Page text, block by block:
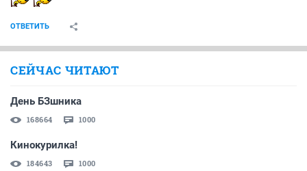
ОТВЕТИТЬ
СЕЙЧАС ЧИТАЮТ
День БЗшника
168664 1000
Кинокурилка!
184643 1000